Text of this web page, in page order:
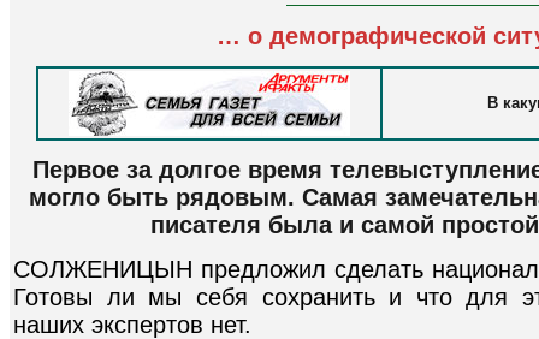
… о демографической
В
Первое за долгое время
могло быть рядовым. Самая
писателя была и самой
СОЛЖЕНИЦЫН предложил сделать
Готовы ли мы себя сохранить и что для
наших экспертов нет.